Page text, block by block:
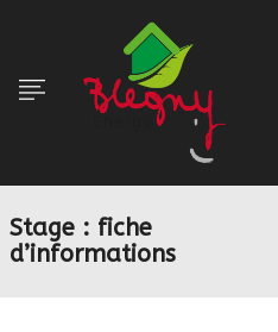
Stage : fiche
d’informations